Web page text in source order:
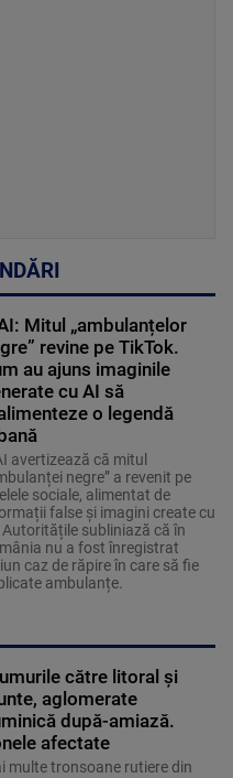
Mitul „ambulanțelor
revine pe TikTok.
au ajuns imaginile
cu AI să
o legendă
avertizează că mitul
negre” a revenit pe
sociale, alimentat de
false și imagini create cu
Autoritățile subliniază că în
nu a fost înregistrat
caz de răpire în care să fie
ambulanțe.
către litoral și
aglomerate
după-amiază.
afectate
multe tronsoane rutiere din